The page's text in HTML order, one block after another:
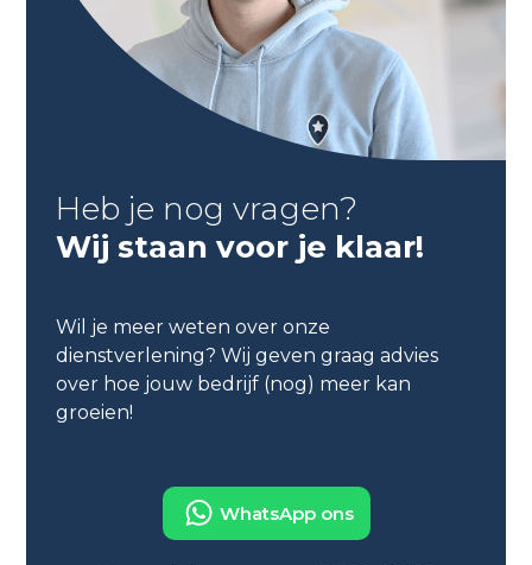
Heb je nog vragen?
Wij staan voor je klaar!
Wil je meer weten over onze
dienstverlening? Wij geven graag advies
over hoe jouw bedrijf (nog) meer kan
groeien!
WhatsApp ons